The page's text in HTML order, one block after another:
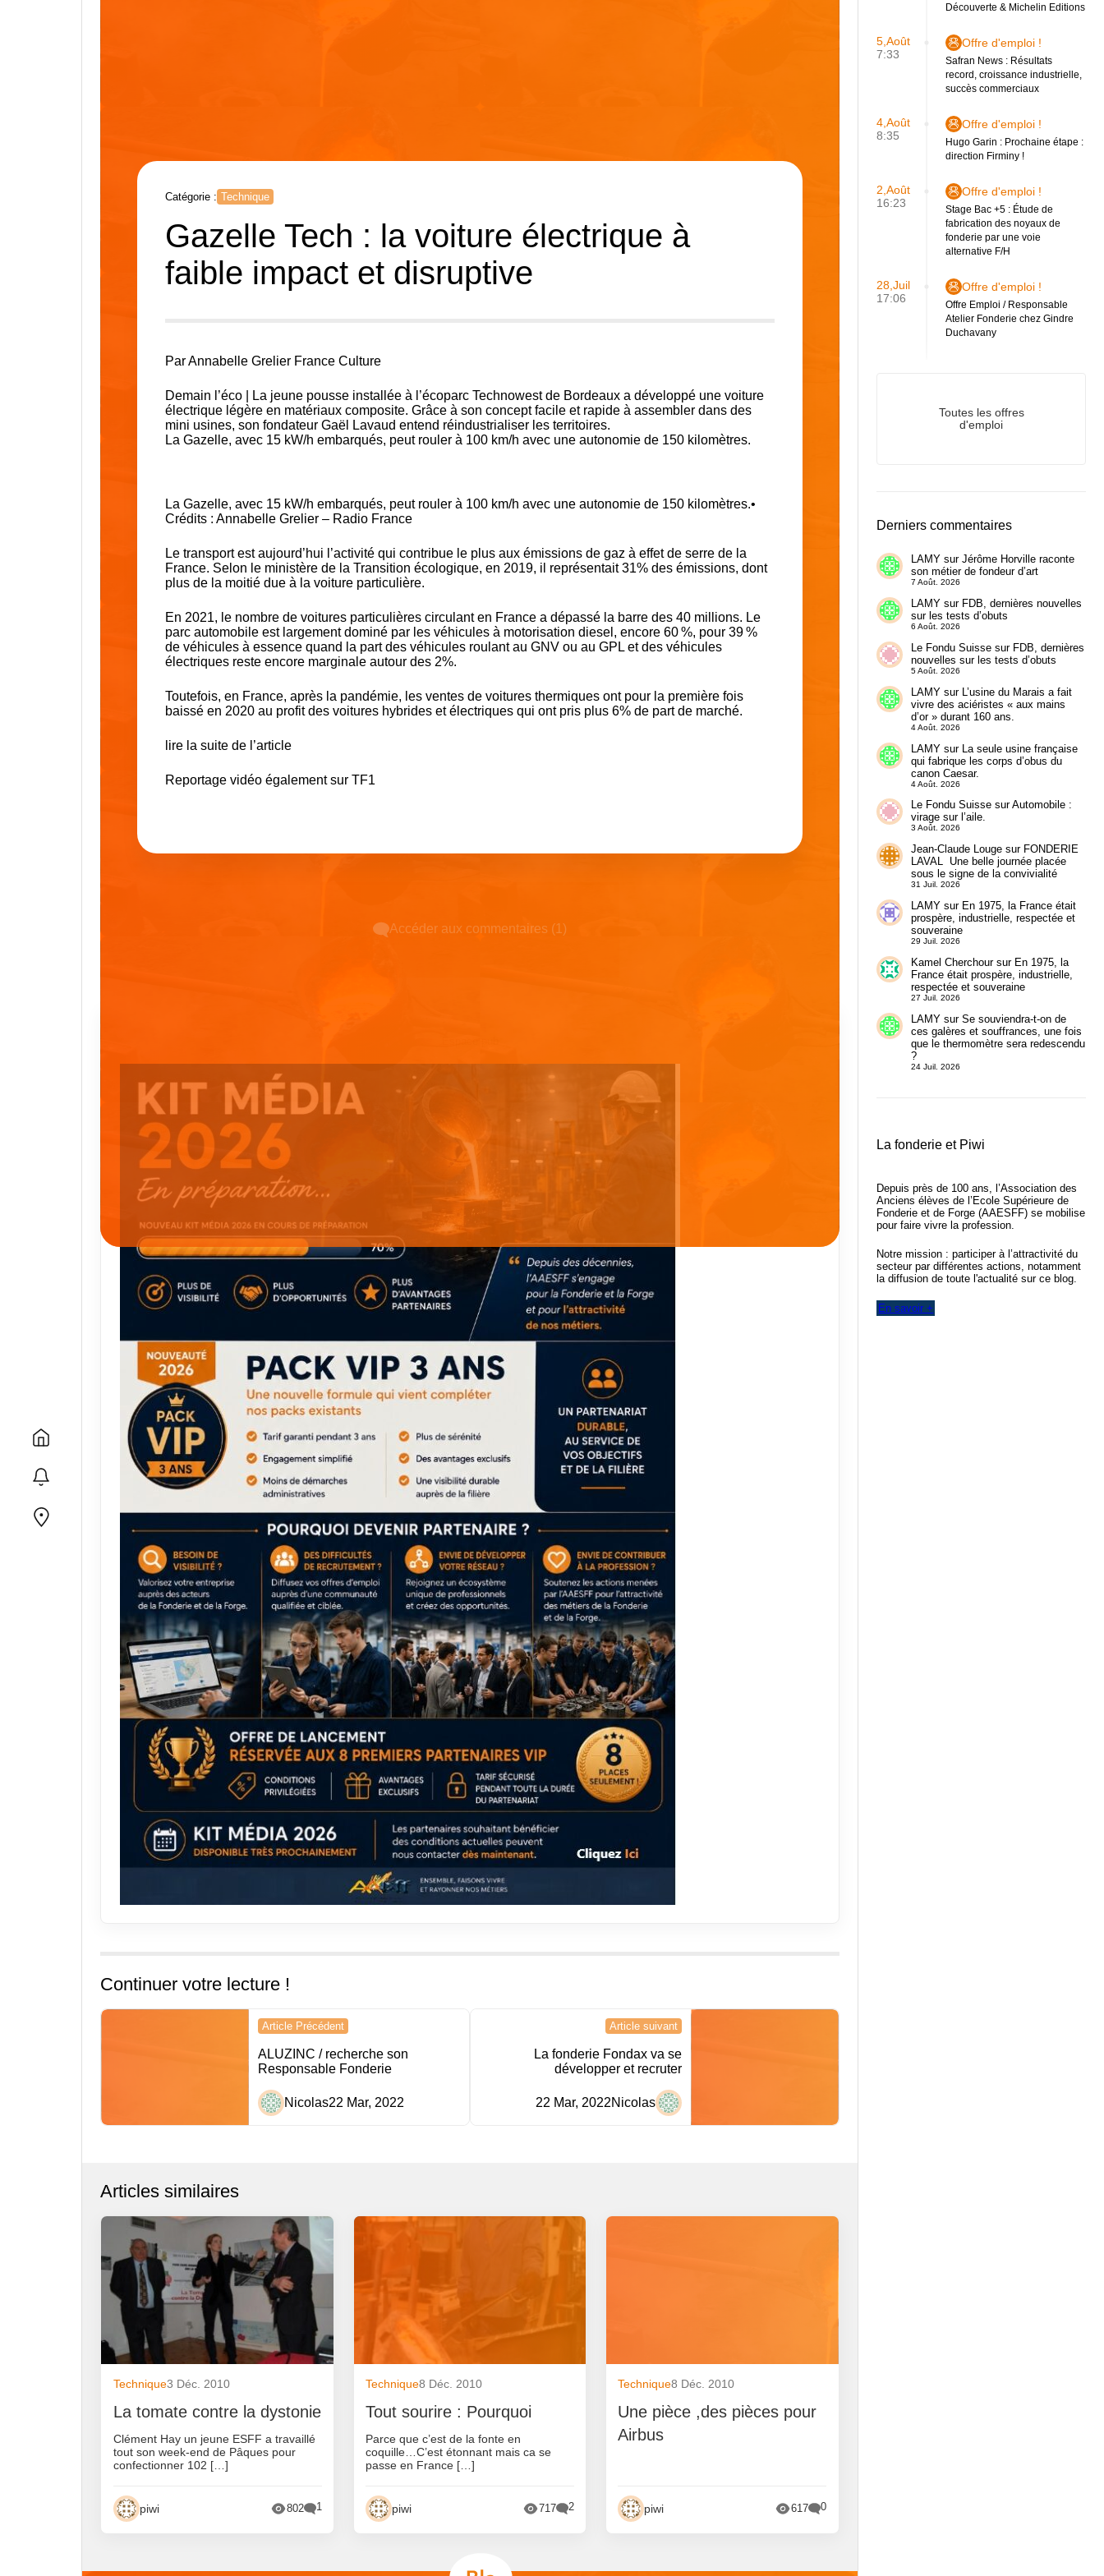
Catégorie : Technique
Gazelle Tech : la voiture électrique à
faible impact et disruptive
Par Annabelle Grelier France Culture
Demain l’éco | La jeune pousse installée à l’écoparc Technowest de Bordeaux a développé une voiture
électrique légère en matériaux composite. Grâce à son concept facile et rapide à assembler dans des
mini usines, son fondateur Gaël Lavaud entend réindustrialiser les territoires.
La Gazelle, avec 15 kW/h embarqués, peut rouler à 100 km/h avec une autonomie de 150 kilomètres.
La Gazelle, avec 15 kW/h embarqués, peut rouler à 100 km/h avec une autonomie de 150 kilomètres.•
Crédits : Annabelle Grelier – Radio France
Le transport est aujourd’hui l’activité qui contribue le plus aux émissions de gaz à effet de serre de la
France. Selon le ministère de la Transition écologique, en 2019, il représentait 31% des émissions, dont
plus de la moitié due à la voiture particulière.
En 2021, le nombre de voitures particulières circulant en France a dépassé la barre des 40 millions. Le
parc automobile est largement dominé par les véhicules à motorisation diesel, encore 60 %, pour 39 %
de véhicules à essence quand la part des véhicules roulant au GNV ou au GPL et des véhicules
électriques reste encore marginale autour des 2%.
Toutefois, en France, après la pandémie, les ventes de voitures thermiques ont pour la première fois
baissé en 2020 au profit des voitures hybrides et électriques qui ont pris plus 6% de part de marché.
lire la suite de l’article
Reportage vidéo également sur TF1
Accéder aux commentaires (1)
Continuer votre lecture !
Navigation
de
Article Précédent
ALUZINC / recherche son
Responsable Fonderie
Nicolas22 Mar, 2022
Article suivant
La fonderie Fondax va se
développer et recruter
Nicolas
22 Mar, 2022
Articles similaires
Technique3 Déc. 2010
La tomate contre la dystonie
Clément Hay un jeune ESFF a travaillé
tout son week-end de Pâques pour
confectionner 102 […]
piwi 802 1
Technique8 Déc. 2010
Tout sourire : Pourquoi
Parce que c’est de la fonte en
coquille…C’est étonnant mais ca se
passe en France […]
piwi 717 2
Technique8 Déc. 2010
Une pièce ,des pièces pour
Airbus
piwi 617 0
Découverte & Michelin Editions
5,Août
7:33
Offre d'emploi !
Safran News : Résultats
record, croissance industrielle,
succès commerciaux
4,Août
8:35
Offre d'emploi !
Hugo Garin : Prochaine étape :
direction Firminy !
2,Août
16:23
Offre d'emploi !
Stage Bac +5 : Étude de
fabrication des noyaux de
fonderie par une voie
alternative F/H
28,Juil
17:06
Offre d'emploi !
Offre Emploi / Responsable
Atelier Fonderie chez Gindre
Duchavany
Toutes les offres
d'emploi
Derniers commentaires
LAMYsur Jérôme Horville raconte
son métier de fondeur d’art
7 Août. 2026
LAMYsur FDB, dernières nouvelles
sur les tests d’obuts
6 Août. 2026
Le Fondu Suissesur FDB, dernières
nouvelles sur les tests d’obuts
5 Août. 2026
LAMYsur L’usine du Marais a fait
vivre des aciéristes « aux mains
d’or » durant 160 ans.
4 Août. 2026
LAMYsur La seule usine française
qui fabrique les corps d’obus du
canon Caesar.
4 Août. 2026
Le Fondu SuissesurAutomobile :
virage sur l’aile.
3 Août. 2026
Jean-Claude Lougesur FONDERIE
LAVAL Une belle journée placée
sous le signe de la convivialité
31 Juil. 2026
LAMYsur En 1975, la France était
prospère, industrielle, respectée et
souveraine
29 Juil. 2026
Kamel Cherchoursur En 1975, la
France était prospère, industrielle,
respectée et souveraine
27 Juil. 2026
LAMYsur Se souviendra-t-on de
ces galères et souffrances, une fois
que le thermomètre sera redescendu
?
24 Juil. 2026
La fonderie et Piwi
Depuis près de 100 ans, l’Association des
Anciens élèves de l’Ecole Supérieure de
Fonderie et de Forge (AAESFF) se mobilise
pour faire vivre la profession.
Notre mission : participer à l’attractivité du
secteur par différentes actions, notamment
la diffusion de toute l'actualité sur ce blog.
En savoir +